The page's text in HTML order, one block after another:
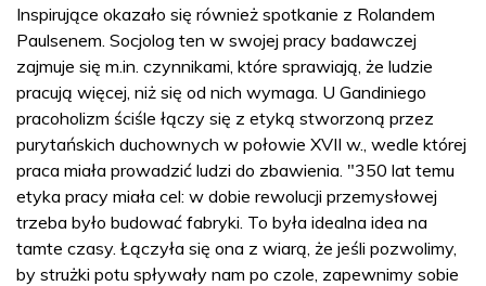
Inspirujące okazało się również spotkanie z Rolandem
Paulsenem. Socjolog ten w swojej pracy badawczej
zajmuje się m.in. czynnikami, które sprawiają, że ludzie
pracują więcej, niż się od nich wymaga. U Gandiniego
pracoholizm ściśle łączy się z etyką stworzoną przez
purytańskich duchownych w połowie XVII w., wedle której
praca miała prowadzić ludzi do zbawienia. "350 lat temu
etyka pracy miała cel: w dobie rewolucji przemysłowej
trzeba było budować fabryki. To była idealna idea na
tamte czasy. Łączyła się ona z wiarą, że jeśli pozwolimy,
by strużki potu spływały nam po czole, zapewnimy sobie